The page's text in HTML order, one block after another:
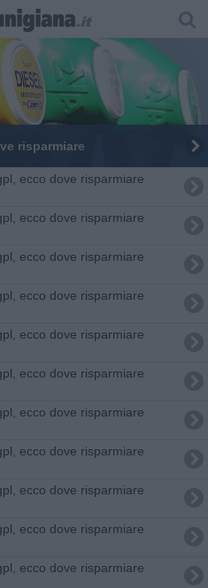
risparmiare
ecco dove risparmiare
ecco dove risparmiare
ecco dove risparmiare
ecco dove risparmiare
ecco dove risparmiare
ecco dove risparmiare
ecco dove risparmiare
ecco dove risparmiare
ecco dove risparmiare
ecco dove risparmiare
ecco dove risparmiare